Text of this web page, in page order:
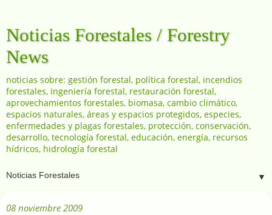
Noticias Forestales / Forestry
News
noticias sobre: gestión forestal, política forestal, incendios
forestales, ingeniería forestal, restauración forestal,
aprovechamientos forestales, biomasa, cambio climático,
espacios naturales, áreas y espacios protegidos, especies,
enfermedades y plagas forestales, protección, conservación,
desarrollo, tecnología forestal, educación, energía, recursos
hídricos, hidrología forestal
▼
08 noviembre 2009